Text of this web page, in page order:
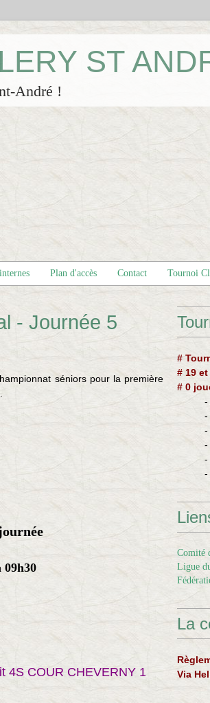
ST
André !
Plan d'accès Contact Tournoi
- Journée 5
séniors pour la première
09h30
4S COUR CHEVERNY 1
#
# 19 et
# 0
-
-
-
-
-
-
Comité
Ligue
La
Via